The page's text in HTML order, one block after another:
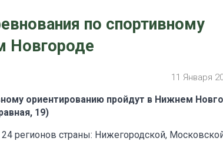
по спортивному
Новгороде
11 Января
ориентированию пройдут в Нижнем
19)
регионов страны: Нижегородской,